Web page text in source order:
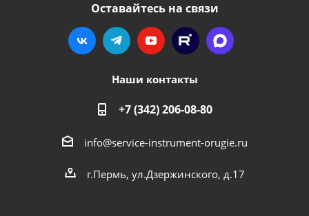
Оставайтесь на связи
Наши контакты
+7 (342) 206-08-80
info@service-instrument-orugie.ru
г.Пермь, ул.Дзержинского, д.17